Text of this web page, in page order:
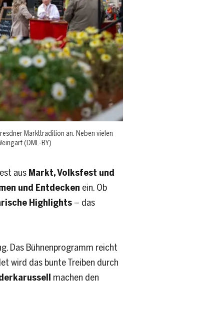
Markttradition an. Neben vielen
(DML-BY)
aus Markt, Volksfest und
und Entdecken ein. Ob
Highlights– das
Das Bühnenprogramm reicht
wird das bunte Treiben durch
machen den